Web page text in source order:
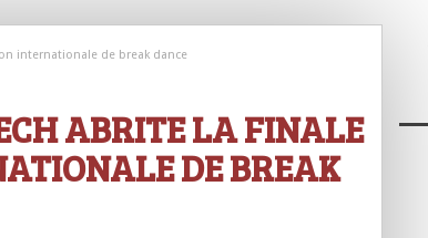
internationale de break dance
ABRITE LA FINALE
DE BREAK